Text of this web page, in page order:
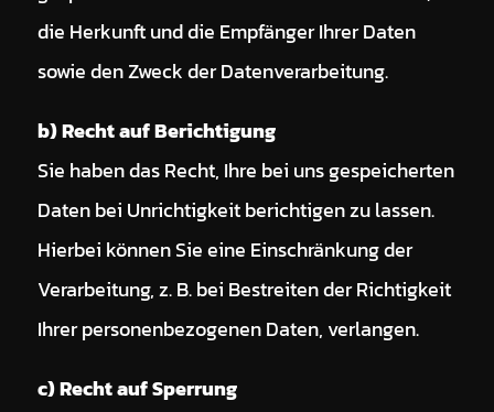
die Herkunft und die Empfänger Ihrer Daten
sowie den Zweck der Datenverarbeitung.
b) Recht auf Berichtigung
Sie haben das Recht, Ihre bei uns gespeicherten
Daten bei Unrichtigkeit berichtigen zu lassen.
Hierbei können Sie eine Einschränkung der
Verarbeitung, z. B. bei Bestreiten der Richtigkeit
Ihrer personenbezogenen Daten, verlangen.
c) Recht auf Sperrung